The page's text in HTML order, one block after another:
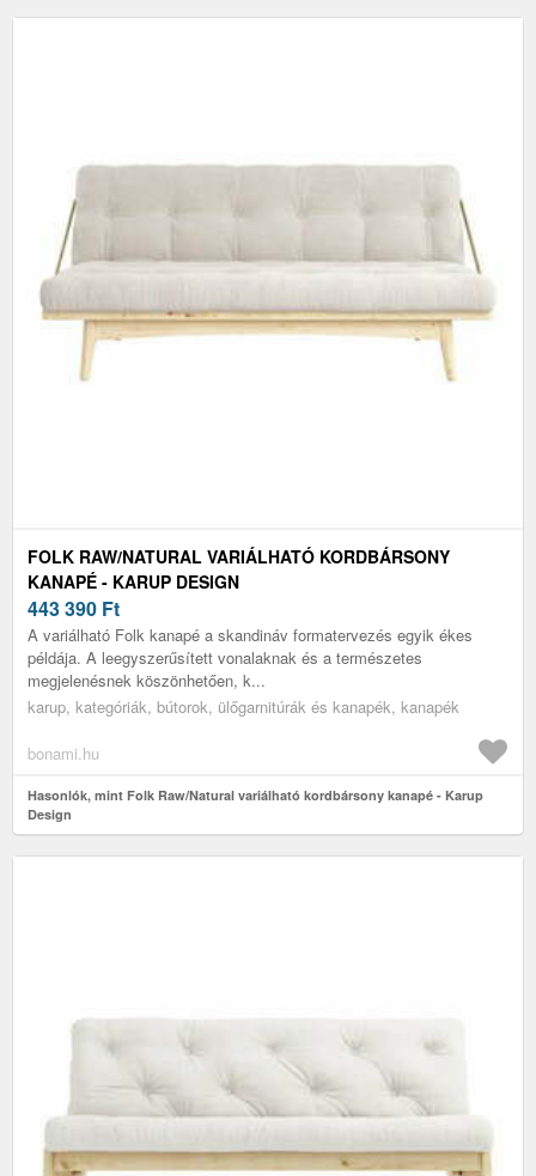
FOLK RAW/NATURAL VARIÁLHATÓ KORDBÁRSONY
KANAPÉ - KARUP DESIGN
443 390 Ft
A variálható Folk kanapé a skandináv formatervezés egyik ékes
példája. A leegyszerűsített vonalaknak és a természetes
megjelenésnek köszönhetően, k...
karup, kategóriák, bútorok, ülőgarnitúrák és kanapék, kanapék
bonami.hu
Hasonlók, mint Folk Raw/Natural variálható kordbársony kanapé - Karup
Design